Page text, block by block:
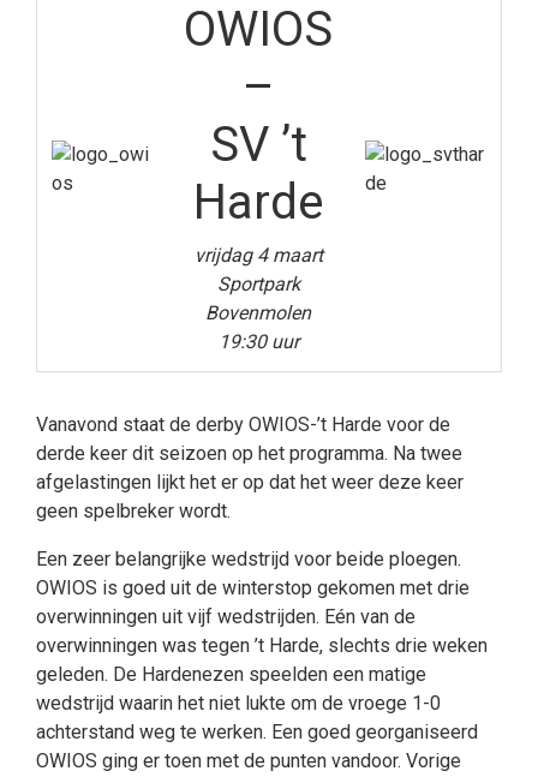
OWIOS
–
SV ’t
Harde
vrijdag 4 maart
Sportpark
Bovenmolen
19:30 uur
Vanavond staat de derby OWIOS-’t Harde voor de
derde keer dit seizoen op het programma. Na twee
afgelastingen lijkt het er op dat het weer deze keer
geen spelbreker wordt.
Een zeer belangrijke wedstrijd voor beide ploegen.
OWIOS is goed uit de winterstop gekomen met drie
overwinningen uit vijf wedstrijden. Eén van de
overwinningen was tegen ’t Harde, slechts drie weken
geleden. De Hardenezen speelden een matige
wedstrijd waarin het niet lukte om de vroege 1-0
achterstand weg te werken. Een goed georganiseerd
OWIOS ging er toen met de punten vandoor. Vorige